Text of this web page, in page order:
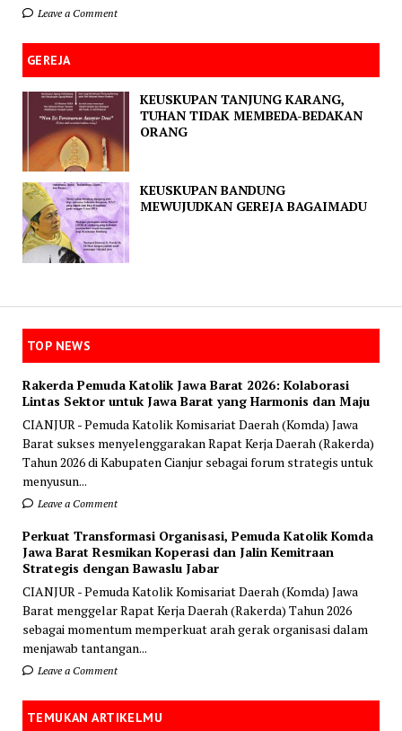
Leave a Comment
GEREJA
KEUSKUPAN TANJUNG KARANG,
TUHAN TIDAK MEMBEDA-BEDAKAN
ORANG
KEUSKUPAN BANDUNG
MEWUJUDKAN GEREJA BAGAIMADU
TOP NEWS
Rakerda Pemuda Katolik Jawa Barat 2026: Kolaborasi
Lintas Sektor untuk Jawa Barat yang Harmonis dan Maju
CIANJUR - Pemuda Katolik Komisariat Daerah (Komda) Jawa
Barat sukses menyelenggarakan Rapat Kerja Daerah (Rakerda)
Tahun 2026 di Kabupaten Cianjur sebagai forum strategis untuk
menyusun...
Leave a Comment
Perkuat Transformasi Organisasi, Pemuda Katolik Komda
Jawa Barat Resmikan Koperasi dan Jalin Kemitraan
Strategis dengan Bawaslu Jabar
CIANJUR - Pemuda Katolik Komisariat Daerah (Komda) Jawa
Barat menggelar Rapat Kerja Daerah (Rakerda) Tahun 2026
sebagai momentum memperkuat arah gerak organisasi dalam
menjawab tantangan...
Leave a Comment
TEMUKAN ARTIKELMU